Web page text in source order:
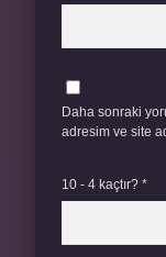
Daha sonraki
adresim ve site
10 - 4 kaçtır? *